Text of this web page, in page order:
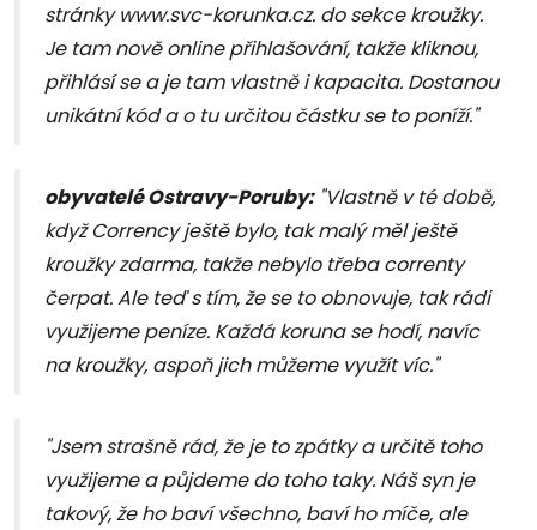
stránky www.svc-korunka.cz. do sekce kroužky.
Je tam nově online přihlašování, takže kliknou,
přihlásí se a je tam vlastně i kapacita. Dostanou
unikátní kód a o tu určitou částku se to poníží."
obyvatelé Ostravy-Poruby:"Vlastně v té době,
když Corrency ještě bylo, tak malý měl ještě
kroužky zdarma, takže nebylo třeba correnty
čerpat. Ale teď s tím, že se to obnovuje, tak rádi
využijeme peníze. Každá koruna se hodí, navíc
na kroužky, aspoň jich můžeme využít víc."
"Jsem strašně rád, že je to zpátky a určitě toho
využijeme a půjdeme do toho taky. Náš syn je
takový, že ho baví všechno, baví ho míče, ale